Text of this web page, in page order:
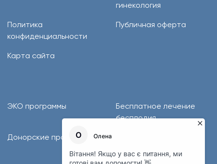
гинекология
Политика
конфиденциальности
Публичная оферта
Карта сайта
ЭКО программы
Бесплатное лечение
бесплодия
Донорские программы
медикаментами